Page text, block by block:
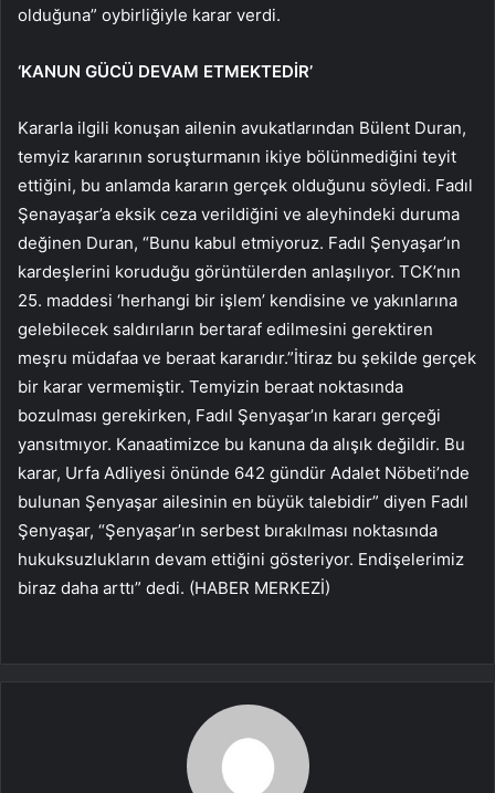
olduğuna” oybirliğiyle karar verdi.
‘KANUN GÜCÜ DEVAM ETMEKTEDİR’
Kararla ilgili konuşan ailenin avukatlarından Bülent Duran,
temyiz kararının soruşturmanın ikiye bölünmediğini teyit
ettiğini, bu anlamda kararın gerçek olduğunu söyledi. Fadıl
Şenayaşar’a eksik ceza verildiğini ve aleyhindeki duruma
değinen Duran, “Bunu kabul etmiyoruz. Fadıl Şenyaşar’ın
kardeşlerini koruduğu görüntülerden anlaşılıyor. TCK’nın
25. maddesi ‘herhangi bir işlem’ kendisine ve yakınlarına
gelebilecek saldırıların bertaraf edilmesini gerektiren
meşru müdafaa ve beraat kararıdır.”İtiraz bu şekilde gerçek
bir karar vermemiştir. Temyizin beraat noktasında
bozulması gerekirken, Fadıl Şenyaşar’ın kararı gerçeği
yansıtmıyor. Kanaatimizce bu kanuna da alışık değildir. Bu
karar, Urfa Adliyesi önünde 642 gündür Adalet Nöbeti’nde
bulunan Şenyaşar ailesinin en büyük talebidir” diyen Fadıl
Şenyaşar, “Şenyaşar’ın serbest bırakılması noktasında
hukuksuzlukların devam ettiğini gösteriyor. Endişelerimiz
biraz daha arttı” dedi. (HABER MERKEZİ)